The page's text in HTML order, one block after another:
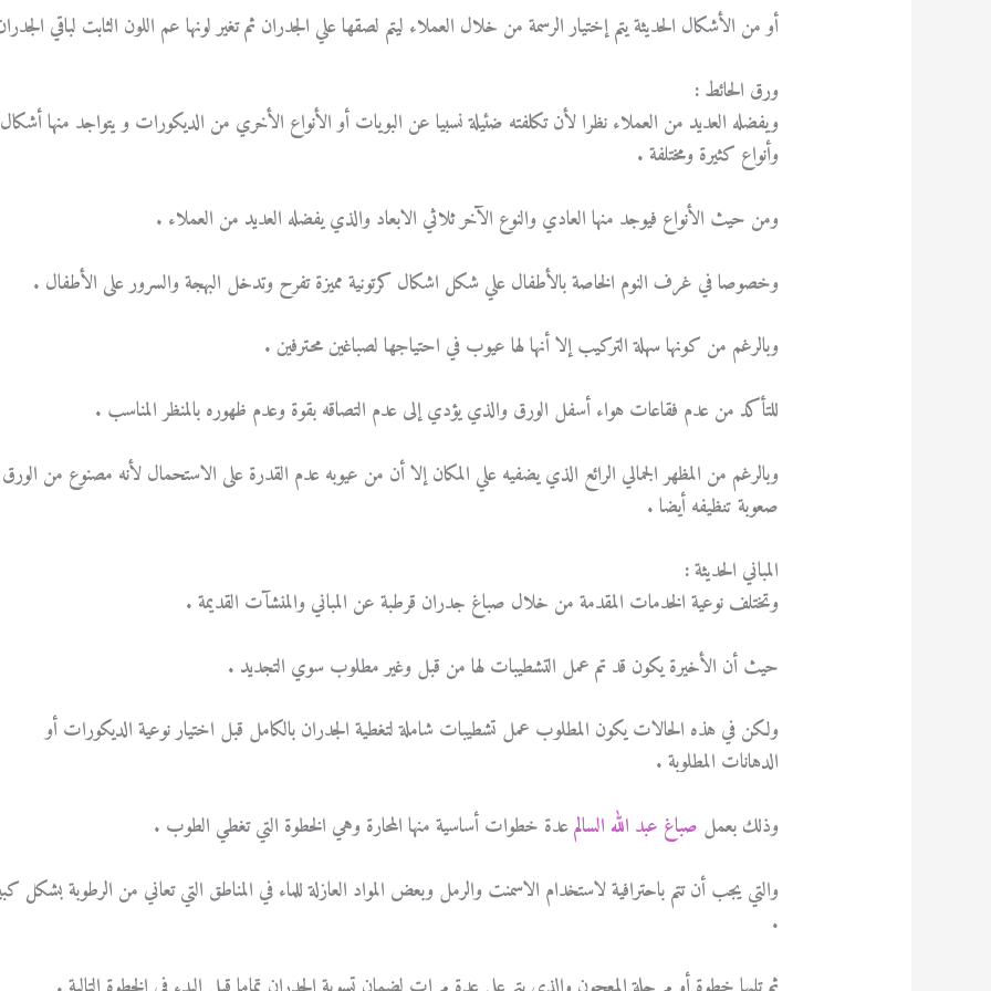
أو من الأشكال الحديثة يتم إختيار الرسمة من خلال العملاء ليتم لصقها علي الجدران ثم تغير لونها عم اللون الثابت لباقي
ورق الحائط :
ويفضله العديد من العملاء نظرا لأن تكلفته ضئيلة نسبيا عن البويات أو الأنواع الأخري من الديكورات و يتواجد منها أشكال
وأنواع كثيرة ومختلفة .
ومن حيث الأنواع فيوجد منها العادي والنوع الآخر ثلاثي الابعاد والذي يفضله العديد من العملاء .
وخصوصا في غرف النوم الخاصة بالأطفال علي شكل اشكال كرتونية مميزة تفرح وتدخل البهجة والسرور على الأطفال .
وبالرغم من كونها سهلة التركيب إلا أنها لها عيوب في احتياجها لصباغين محترفين .
للتأكد من عدم فقاعات هواء أسفل الورق والذي يؤدي إلى عدم التصاقه بقوة وعدم ظهوره بالمنظر المناسب .
وبالرغم من المظهر الجمالي الرائع الذي يضفيه علي المكان إلا أن من عيوبه عدم القدرة على الاستحمال لأنه مصنوع من
صعوبة تنظيفه أيضا .
المباني الحديثة :
وتختلف نوعية الخدمات المقدمة من خلال صباغ جدران قرطبة عن المباني والمنشآت القديمة .
حيث أن الأخيرة يكون قد تم عمل التشطيبات لها من قبل وغير مطلوب سوي التجديد .
ولكن في هذه الحالات يكون المطلوب عمل تشطيبات شاملة لتغطية الجدران بالكامل قبل اختيار نوعية الديكورات أو
الدهانات المطلوبة .
وذلك بعمل صباغ عبد الله السالمعدة خطوات أساسية منها المحارة وهي الخطوة التي تغطي الطوب .
والتي يجب أن تتم باحترافية لاستخدام الاسمنت والرمل وبعض المواد العازلة للماء في المناطق التي تعاني من الرطوبة بشكل
.